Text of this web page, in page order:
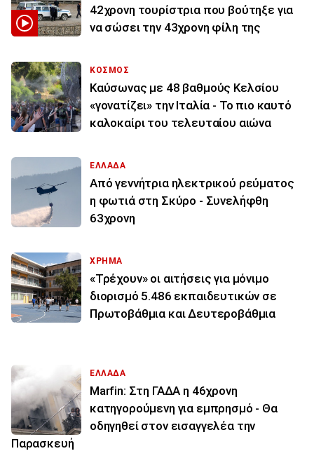
42χρονη τουρίστρια που βούτηξε για
να σώσει την 43χρονη φίλη της
ΚΟΣΜΟΣ
Καύσωνας με 48 βαθμούς Κελσίου
«γονατίζει» την Ιταλία - Το πιο καυτό
καλοκαίρι του τελευταίου αιώνα
ΕΛΛΑΔΑ
Από γεννήτρια ηλεκτρικού ρεύματος
η φωτιά στη Σκύρο - Συνελήφθη
63χρονη
ΧΡΗΜΑ
«Τρέχουν» οι αιτήσεις για μόνιμο
διορισμό 5.486 εκπαιδευτικών σε
Πρωτοβάθμια και Δευτεροβάθμια
ΕΛΛΑΔΑ
Marfin: Στη ΓΑΔΑ η 46χρονη
κατηγορούμενη για εμπρησμό - Θα
οδηγηθεί στον εισαγγελέα την
Παρασκευή